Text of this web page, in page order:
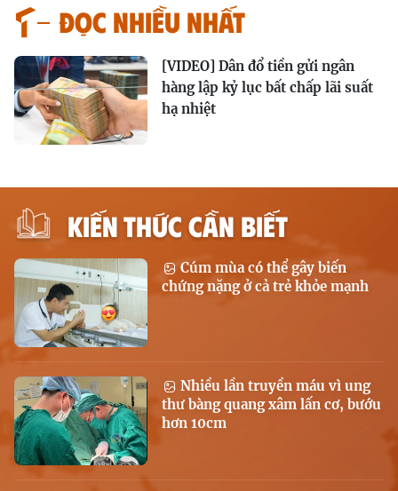
Đọc nhiều nhất
[VIDEO] Dân đổ tiền gửi ngân
hàng lập kỷ lục bất chấp lãi suất
hạ nhiệt
KIẾN THỨC CẦN BIẾT
Cúm mùa có thể gây biến
chứng nặng ở cả trẻ khỏe mạnh
Nhiều lần truyền máu vì ung
thư bàng quang xâm lấn cơ, bướu
hơn 10cm